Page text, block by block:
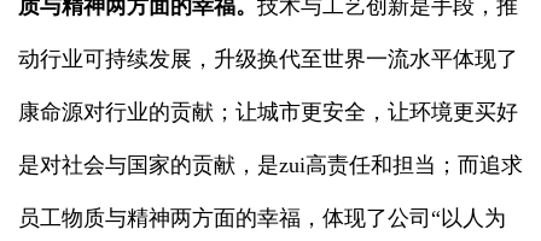
质与精神两方面的幸福。 技术与工艺创新是手段，推
动行业可持续发展，升级换代至世界一流水平体现了
康命源对行业的贡献；让城市更安全，让环境更买好
是对社会与国家的贡献，是zui高责任和担当；而追求
员工物质与精神两方面的幸福，体现了公司“以人为